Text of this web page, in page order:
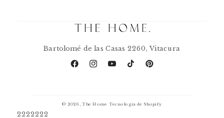
Bartolomé de las Casas 2260, Vitacura
FacebookInstagramYouTubeTikTokPinterest
© 2026, The Home Tecnología de Shopify
2222222